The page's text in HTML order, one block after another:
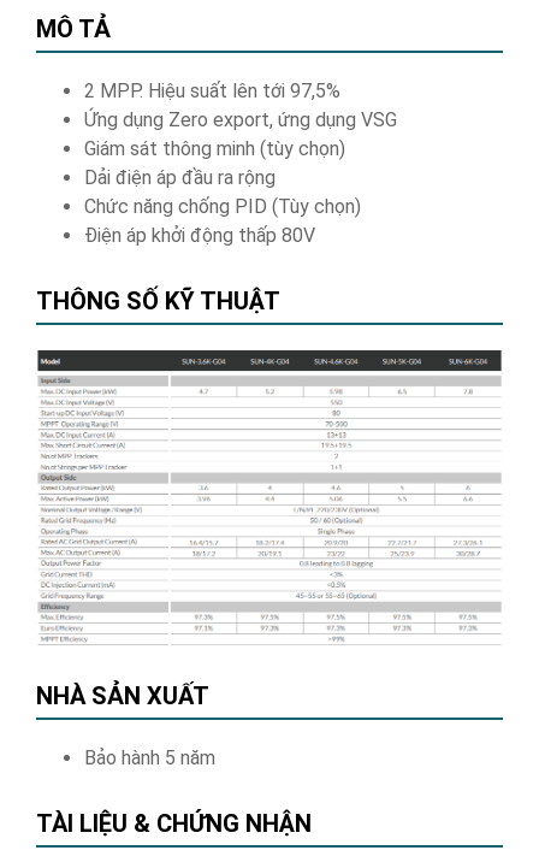
MÔ TẢ
2 MPP. Hiệu suất lên tới 97,5%
Ứng dụng Zero export, ứng dụng VSG
Giám sát thông minh (tùy chọn)
Dải điện áp đầu ra rộng
Chức năng chống PID (Tùy chọn)
Điện áp khởi động thấp 80V
THÔNG SỐ KỸ THUẬT
NHÀ SẢN XUẤT
Bảo hành 5 năm
TÀI LIỆU & CHỨNG NHẬN